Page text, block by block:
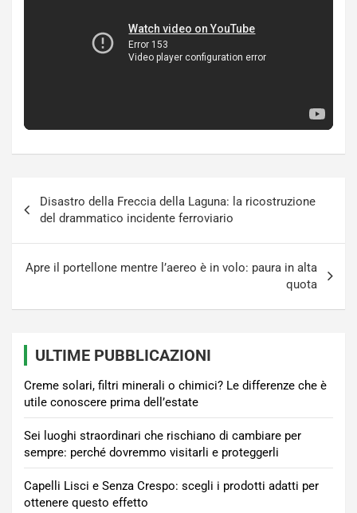
articoli
Disastro della Freccia della Laguna: la ricostruzione
del drammatico incidente ferroviario
Apre il portellone mentre l’aereo è in volo: paura in alta
quota
ULTIME PUBBLICAZIONI
Creme solari, filtri minerali o chimici? Le differenze che è
utile conoscere prima dell’estate
Sei luoghi straordinari che rischiano di cambiare per
sempre: perché dovremmo visitarli e proteggerli
Capelli Lisci e Senza Crespo: scegli i prodotti adatti per
ottenere questo effetto